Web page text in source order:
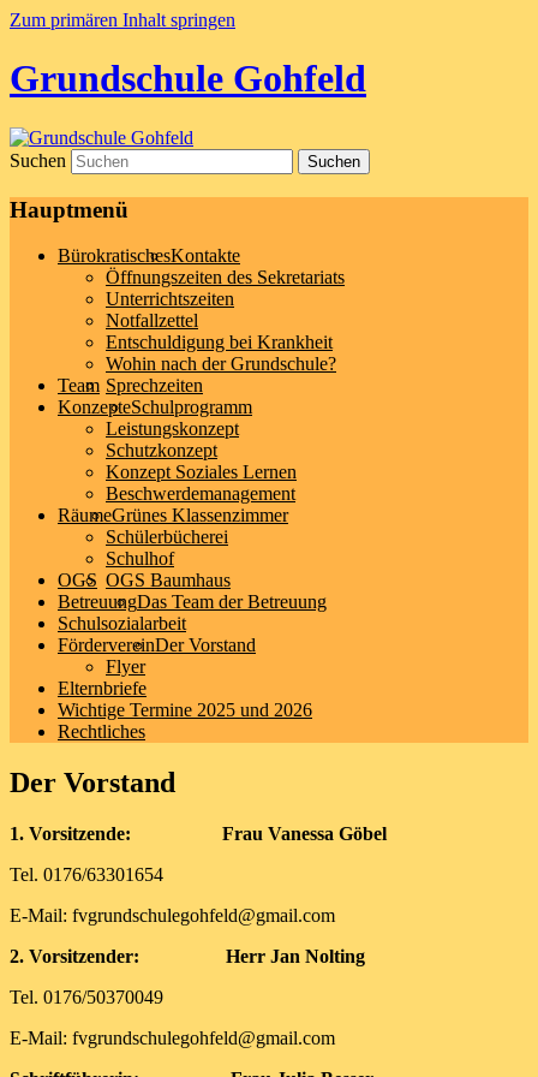
Zum primären Inhalt springen
Grundschule Gohfeld
Suchen
Hauptmenü
BürokratischesKontakte
Öffnungszeiten des Sekretariats
Unterrichtszeiten
Notfallzettel
Entschuldigung bei Krankheit
Wohin nach der Grundschule?
Team Sprechzeiten
KonzepteSchulprogramm
Leistungskonzept
Schutzkonzept
Konzept Soziales Lernen
Beschwerdemanagement
RäumeGrünes Klassenzimmer
Schülerbücherei
Schulhof
OGS OGS Baumhaus
BetreuungDas Team der Betreuung
Schulsozialarbeit
FördervereinDer Vorstand
Flyer
Elternbriefe
Wichtige Termine 2025 und 2026
Rechtliches
Der Vorstand
1. Vorsitzende: Frau Vanessa Göbel
Tel. 0176/63301654
E-Mail: fvgrundschulegohfeld@gmail.com
2. Vorsitzender: Herr Jan Nolting
Tel. 0176/50370049
E-Mail: fvgrundschulegohfeld@gmail.com